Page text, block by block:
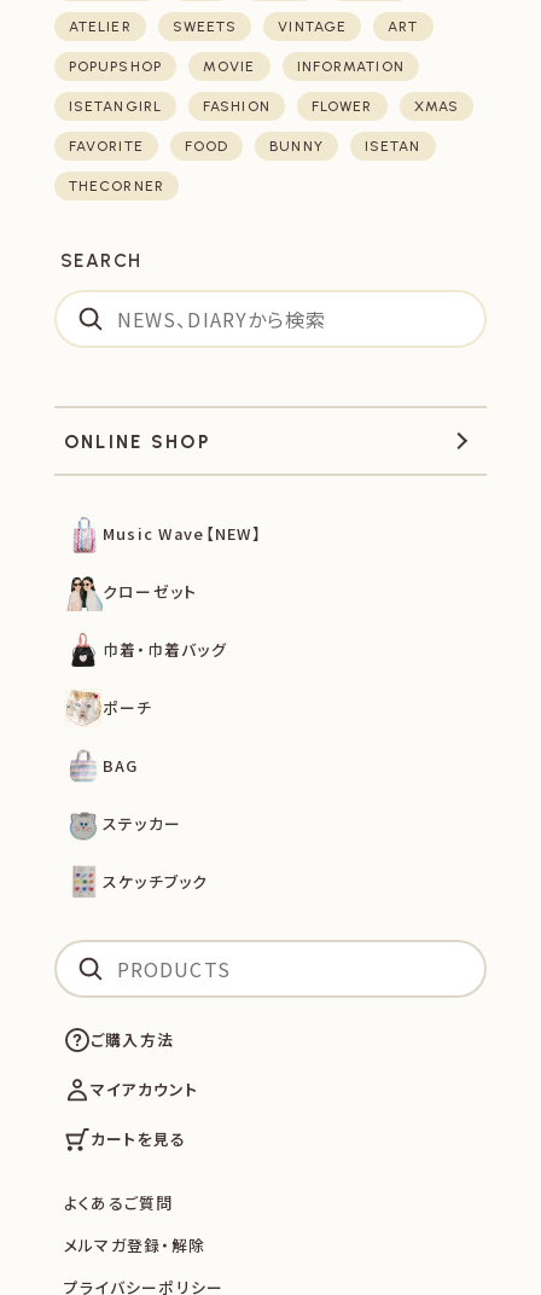
ATELIER SWEETS VINTAGE ART
POPUPSHOP MOVIE INFORMATION
ISETANGIRL FASHION FLOWER XMAS
FAVORITE FOOD BUNNY ISETAN
THECORNER
SEARCH
ONLINE SHOP
Music Wave【NEW】
クローゼット
巾着・巾着バッグ
ポーチ
BAG
ステッカー
スケッチブック
ご購入方法
マイアカウント
カートを見る
よくあるご質問
メルマガ登録・解除
プライバシーポリシー